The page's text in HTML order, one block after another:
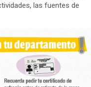
las fuentes de